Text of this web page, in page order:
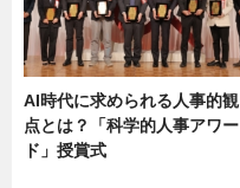
AI時代に求められる人事的観
点とは？「科学的人事アワー
ド」授賞式